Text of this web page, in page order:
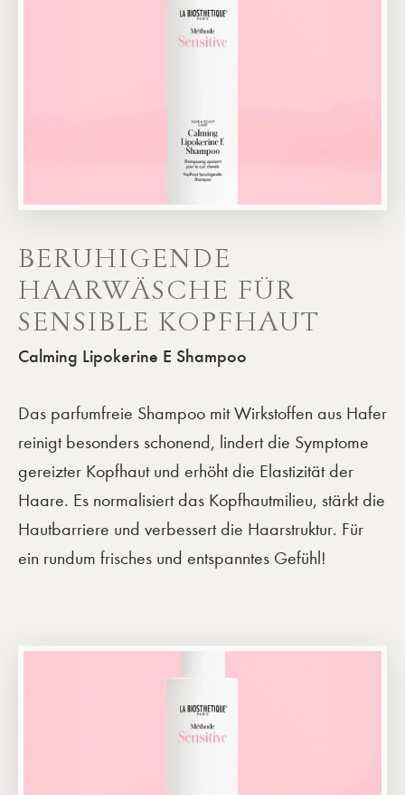
BERUHIGENDE
HAARWÄSCHE FÜR
SENSIBLE KOPFHAUT
Calming Lipokerine E Shampoo
Das parfumfreie Shampoo mit Wirkstoffen aus Hafer
reinigt besonders schonend, lindert die Symptome
gereizter Kopfhaut und erhöht die Elastizität der
Haare. Es normalisiert das Kopfhautmilieu, stärkt die
Hautbarriere und verbessert die Haarstruktur. Für
ein rundum frisches und entspanntes Gefühl!